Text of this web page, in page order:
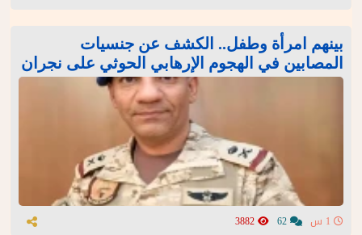
بينهم امرأة وطفل.. الكشف عن جنسيات
المصابين في الهجوم الإرهابي الحوثي على نجران